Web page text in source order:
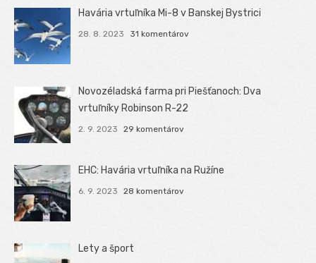
Havária vrtuľníka Mi-8 v Banskej Bystrici
28. 8. 2023 31 komentárov
Novozéladská farma pri Piešťanoch: Dva
vrtuľníky Robinson R-22
2. 9. 2023 29 komentárov
EHC: Havária vrtuľníka na Ružíne
6. 9. 2023 28 komentárov
Lety a šport